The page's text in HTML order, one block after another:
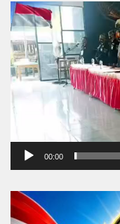
Video
Player
00:00